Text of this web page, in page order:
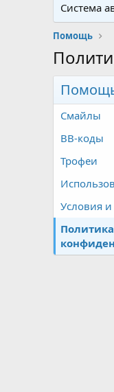
Система
Помощь
Смайлы
BB-коды
Трофеи
Условия
Политика